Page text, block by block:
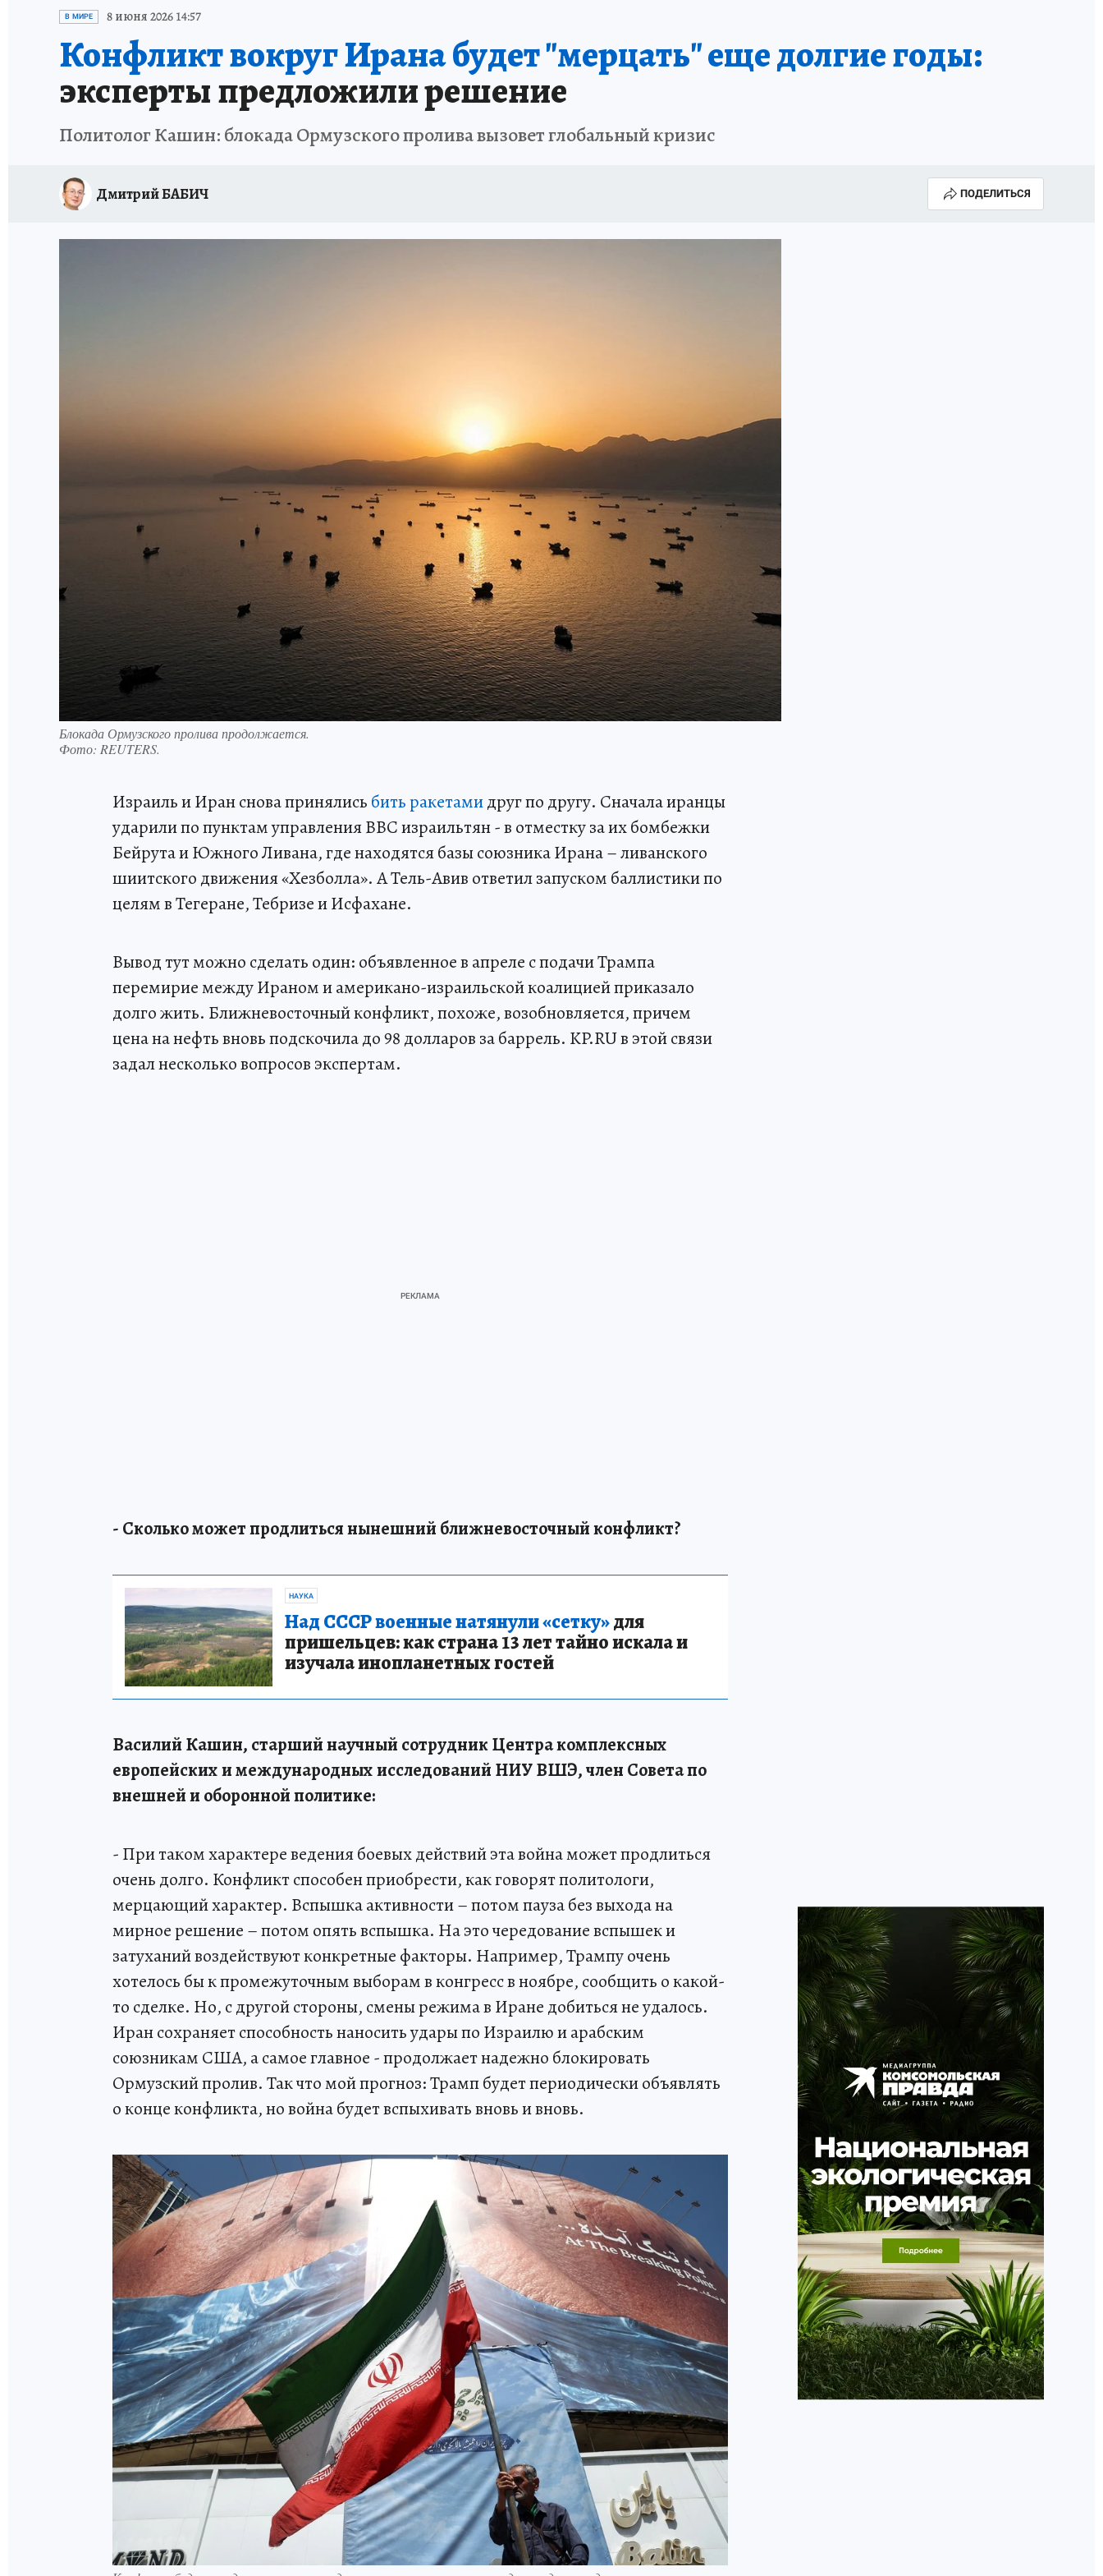
ИСПЫТАНО НА СЕБЕ
В МИРЕ 8 июня 2026 14:57
Конфликт вокруг Ирана будет "мерцать" еще долгие годы:
эксперты предложили решение
Политолог Кашин: блокада Ормузского пролива вызовет глобальный кризис
Дмитрий БАБИЧ ПОДЕЛИТЬСЯ
Блокада Ормузского пролива продолжается.
Фото: REUTERS.
Израиль и Иран снова принялись бить ракетамидруг по другу. Сначала иранцы
ударили по пунктам управления ВВС израильтян - в отместку за их бомбежки
Бейрута и Южного Ливана, где находятся базы союзника Ирана – ливанского
шиитского движения «Хезболла». А Тель-Авив ответил запуском баллистики по
целям в Тегеране, Тебризе и Исфахане.
Вывод тут можно сделать один: объявленное в апреле с подачи Трампа
перемирие между Ираном и американо-израильской коалицией приказало
долго жить. Ближневосточный конфликт, похоже, возобновляется, причем
цена на нефть вновь подскочила до 98 долларов за баррель. KP.RU в этой связи
задал несколько вопросов экспертам.
- Сколько может продлиться нынешний ближневосточный конфликт?
НАУКА
Над СССР военные натянули «сетку»для
пришельцев: как страна 13 лет тайно искала и
изучала инопланетных гостей
Василий Кашин, старший научный сотрудник Центра комплексных
европейских и международных исследований НИУ ВШЭ, член Совета по
внешней и оборонной политике:
- При таком характере ведения боевых действий эта война может продлиться
очень долго. Конфликт способен приобрести, как говорят политологи,
мерцающий характер. Вспышка активности – потом пауза без выхода на
мирное решение – потом опять вспышка. На это чередование вспышек и
затуханий воздействуют конкретные факторы. Например, Трампу очень
хотелось бы к промежуточным выборам в конгресс в ноябре, сообщить о какой-
то сделке. Но, с другой стороны, смены режима в Иране добиться не удалось.
Иран сохраняет способность наносить удары по Израилю и арабским
союзникам США, а самое главное - продолжает надежно блокировать
Ормузский пролив. Так что мой прогноз: Трамп будет периодически объявлять
о конце конфликта, но война будет вспыхивать вновь и вновь.